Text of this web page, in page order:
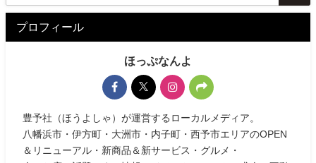
プロフィール
ほっぷなんよ
豊予社（ほうよしゃ）が運営するローカルメディア。
八幡浜市・伊方町・大洲市・内子町・西予市エリアのOPEN
＆リニューアル・新商品＆新サービス・グルメ・